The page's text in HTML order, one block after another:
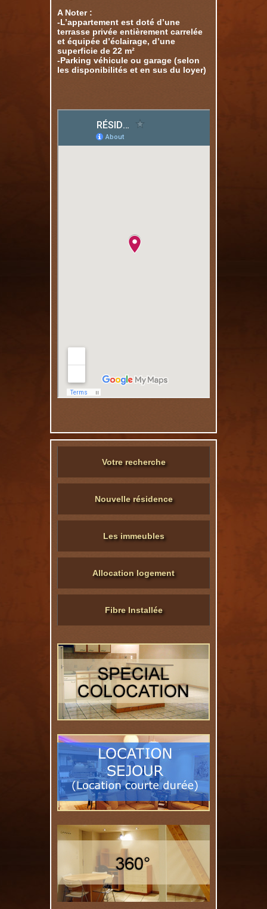
A Noter :
-L’appartement est doté d’une
terrasse privée entièrement carrelée
et équipée d’éclairage, d’une
superficie de 22 m²
-Parking véhicule ou garage (selon
les disponibilités et en sus du loyer)
Votre recherche
Nouvelle résidence
Les immeubles
Allocation logement
Fibre Installée